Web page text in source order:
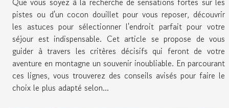
pistes ou d'un cocon douillet pour vous reposer, découvrir
les astuces pour sélectionner l'endroit parfait pour votre
séjour est indispensable. Cet article se propose de vous
guider à travers les critères décisifs qui feront de votre
aventure en montagne un souvenir inoubliable. En parcourant
ces lignes, vous trouverez des conseils avisés pour faire le
choix le plus adapté selon...